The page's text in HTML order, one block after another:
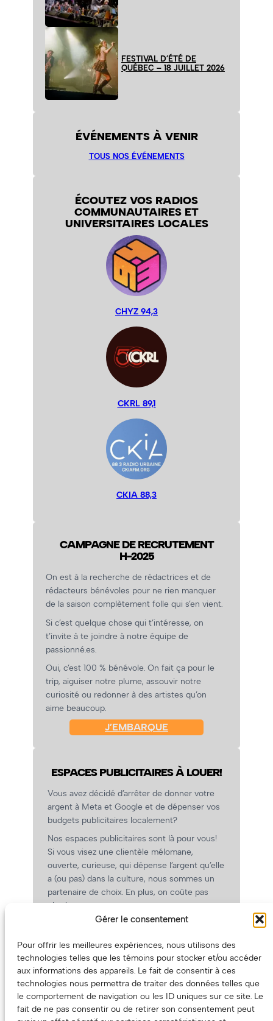
Gérer le consentement
Pour offrir les meilleures expériences, nous utilisons des
technologies telles que les témoins pour stocker et/ou accéder
aux informations des appareils. Le fait de consentir à ces
technologies nous permettra de traiter des données telles que
le comportement de navigation ou les ID uniques sur ce site. Le
fait de ne pas consentir ou de retirer son consentement peut
FESTIVAL D’ÉTÉ DE
QUÉBEC – 18 JUILLET 2026
ÉVÉNEMENTS À VENIR
TOUS NOS ÉVÉNEMENTS
ÉCOUTEZ VOS RADIOS
COMMUNAUTAIRES ET
UNIVERSITAIRES LOCALES
CHYZ 94,3
CKRL 89,1
CKIA 88,3
CAMPAGNE DE RECRUTEMENT
H-2025
On est à la recherche de rédactrices et de
rédacteurs bénévoles pour ne rien manquer
de la saison complètement folle qui s’en vient.
Si c’est quelque chose qui t’intéresse, on
t’invite à te joindre à notre équipe de
passionné.es.
Oui, c’est 100 % bénévole. On fait ça pour le
trip, aiguiser notre plume, assouvir notre
curiosité ou redonner à des artistes qu’on
aime beaucoup.
J’EMBARQUE
ESPACES PUBLICITAIRES À LOUER!
Vous avez décidé d’arrêter de donner votre
argent à Meta et Google et de dépenser vos
budgets publicitaires localement?
Nos espaces publicitaires sont là pour vous!
Si vous visez une clientèle mélomane,
ouverte, curieuse, qui dépense l’argent qu’elle
a (ou pas) dans la culture, nous sommes un
partenaire de choix. En plus, on coûte pas
cher!
On prépare une grille tarifaire intéressante et
(Oui, on va avoir des tarifs spéciaux pour
vous, les artistes!)